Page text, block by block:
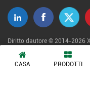
Diritto dautore © 2014-2026
diritti riservati. |
Mappa del sito
Rete IPv6 supportata
CASA PRODOTTI